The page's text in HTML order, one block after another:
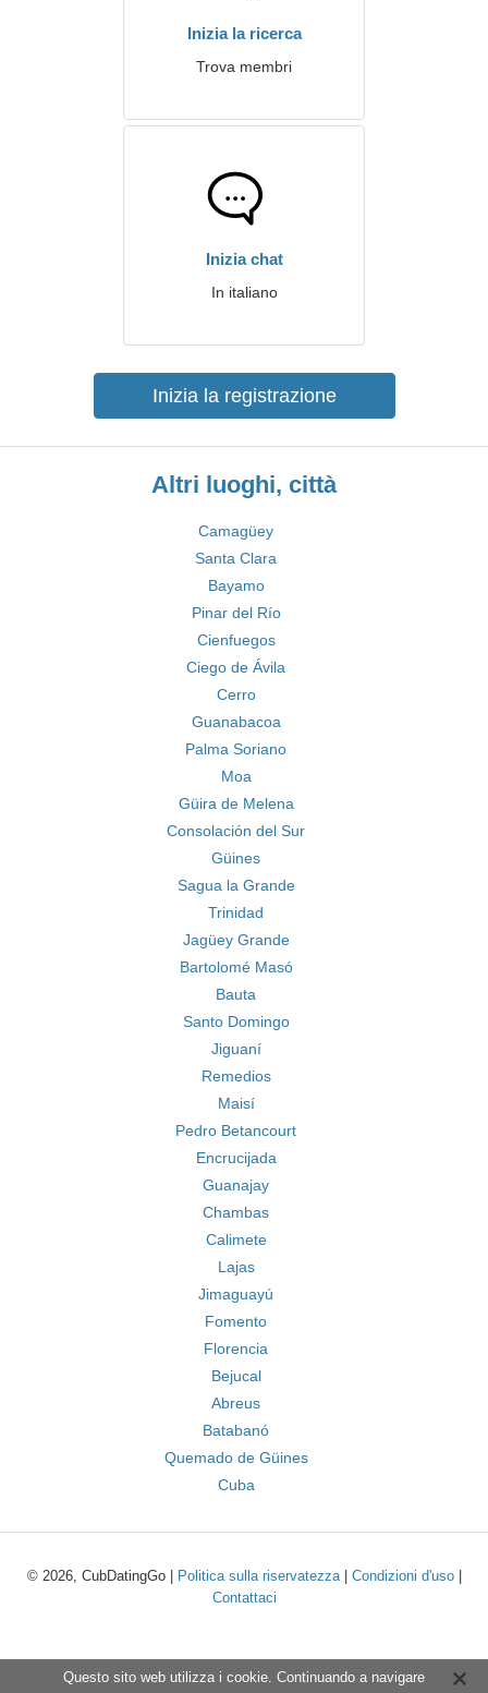
Inizia la ricerca
Trova membri
Inizia chat
In italiano
Inizia la registrazione
Altri luoghi, città
Camagüey
Santa Clara
Bayamo
Pinar del Río
Cienfuegos
Ciego de Ávila
Cerro
Guanabacoa
Palma Soriano
Moa
Güira de Melena
Consolación del Sur
Güines
Sagua la Grande
Trinidad
Jagüey Grande
Bartolomé Masó
Bauta
Santo Domingo
Jiguaní
Remedios
Maisí
Pedro Betancourt
Encrucijada
Guanajay
Chambas
Calimete
Lajas
Jimaguayú
Fomento
Florencia
Bejucal
Abreus
Batabanó
Quemado de Güines
Cuba
© 2026, CubDatingGo | Politica sulla riservatezza| Condizioni d'uso|
Contattaci
Questo sito web utilizza i cookie. Continuando a navigare